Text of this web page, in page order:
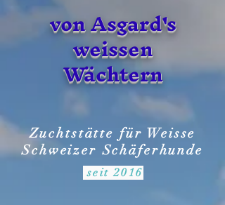
von Asgard's
weissen
Wächtern
Zuchtstätte für Weisse
Schweizer Schäferhunde
seit 2016